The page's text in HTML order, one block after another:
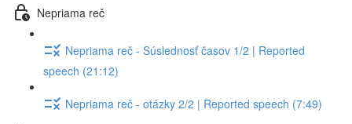
Nepriama reč
Nepriama reč - Súslednosť časov 1/2 | Reported
speech (21:12)
Nepriama reč - otázky 2/2 | Reported speech (7:49)